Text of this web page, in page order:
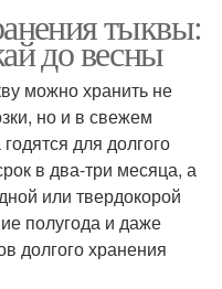
тыквы:
до весны
можно хранить не
но и в свежем
для долгого
в два-три месяца, а
или твердокорой
полугода и даже
долгого хранения